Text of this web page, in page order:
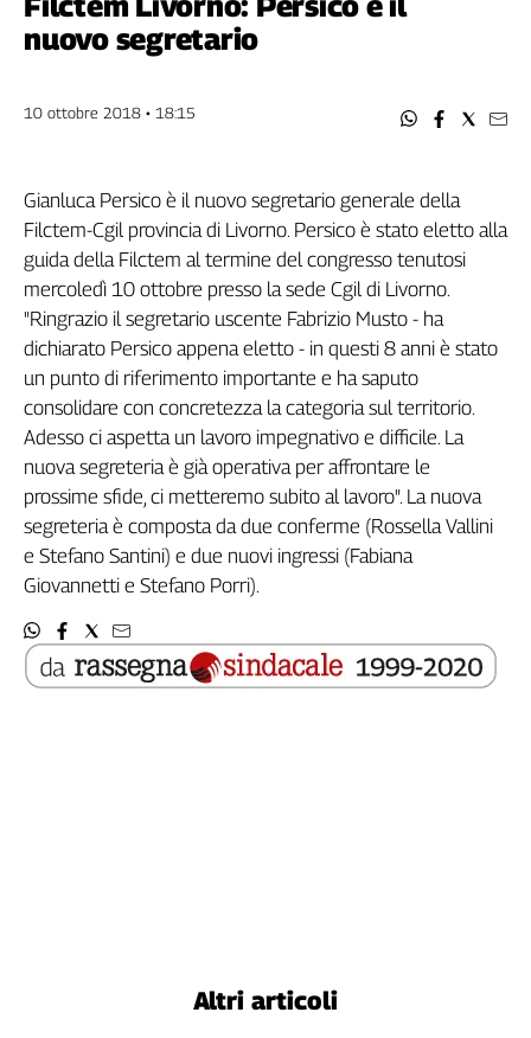
Filcams
Filctem
Filt
Flai
Flc
Fp
Nidil
Slc
Spi
Inca
Caaf
Speciali
G8
di
Genova,
il
della
ragione
120
nuovo segretario
10 ottobre 2018 • 18:15
Gianluca Persico è il nuovo segretario generale della
Filctem-Cgil provincia di Livorno. Persico è stato eletto alla
guida della Filctem al termine del congresso tenutosi
mercoledì 10 ottobre presso la sede Cgil di Livorno.
"Ringrazio il segretario uscente Fabrizio Musto - ha
dichiarato Persico appena eletto - in questi 8 anni è stato
un punto di riferimento importante e ha saputo
consolidare con concretezza la categoria sul territorio.
Adesso ci aspetta un lavoro impegnativo e difficile. La
nuova segreteria è già operativa per affrontare le
prossime sfide, ci metteremo subito al lavoro". La nuova
segreteria è composta da due conferme (Rossella Vallini
e Stefano Santini) e due nuovi ingressi (Fabiana
Giovannetti e Stefano Porri).
Altri articoli